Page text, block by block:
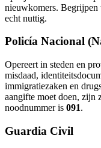
nieuwkomers. Begrijpen
echt nuttig.
Policía Nacional
Opereert in steden en
misdaad,
immigratiezaken en
aangifte moet doen, zijn
noodnummer is 091.
Guardia Civil